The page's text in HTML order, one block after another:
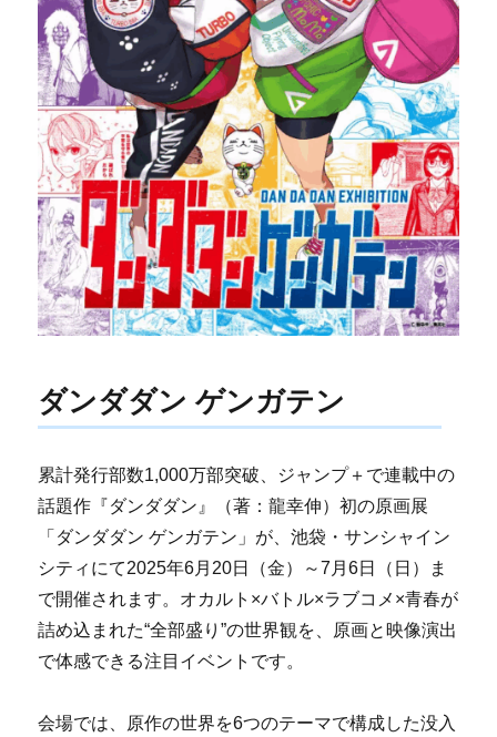
ダンダダン ゲンガテン
累計発行部数1,000万部突破、ジャンプ＋で連載中の
話題作『ダンダダン』（著：龍幸伸）初の原画展
「ダンダダン ゲンガテン」が、池袋・サンシャイン
シティにて2025年6月20日（金）～7月6日（日）ま
で開催されます。オカルト×バトル×ラブコメ×青春が
詰め込まれた“全部盛り”の世界観を、原画と映像演出
で体感できる注目イベントです。
会場では、原作の世界を6つのテーマで構成した没入